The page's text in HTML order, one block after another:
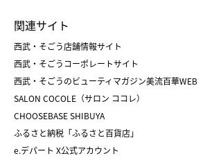
父の日
クリスマスケーキ
ホワイトデー
菓子折り
和菓子
人気のギフト
バレンタイン
ホワイトデー
おせち
フード
関連サイト
西武・そごう店舗情報サイト
西武・そごうコーポレートサイト
西武・そごうのビューティマガジン美流百華WEB
SALON COCOLE（サロン ココレ）
CHOOSEBASE SHIBUYA
ふるさと納税「ふるさと百貨店」
e.デパート X公式アカウント